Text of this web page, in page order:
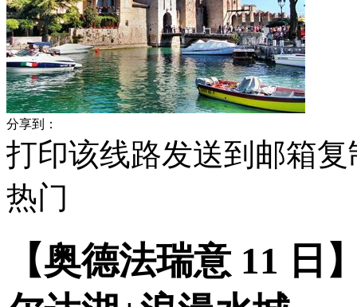
分享到：
打印该线路发送到邮箱复
热门
【奥德法瑞意 11 日